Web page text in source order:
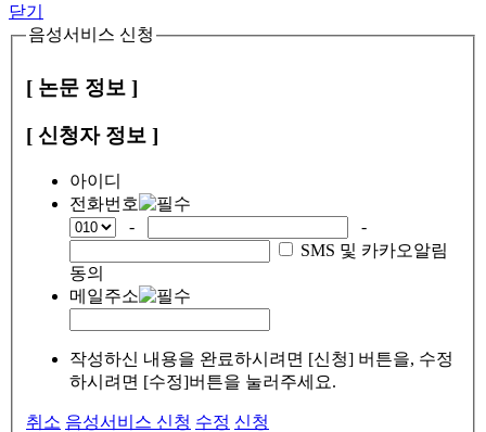
닫기
음성서비스 신청
[ 논문 정보 ]
[ 신청자 정보 ]
아이디
전화번호
-
-
SMS 및 카카오알림
동의
메일주소
작성하신 내용을 완료하시려면 [신청] 버튼을, 수정
하시려면 [수정]버튼을 눌러주세요.
취소 음성서비스 신청 수정 신청